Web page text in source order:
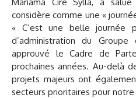
considère comme une «
« C’est une belle journée
d’administration du
approuvé le Cadre de
prochaines années. Au-delà
projets majeurs ont
secteurs prioritaires pour notre